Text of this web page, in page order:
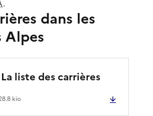
.
dans les
Alpes
La liste des carrières
kio